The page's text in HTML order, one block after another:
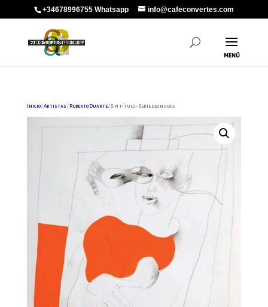
+34678996755 Whatsapp info@cafeconvertes.com
Inicio/Artistas / Roberto Duarte/ Sin título – Serie desnudos